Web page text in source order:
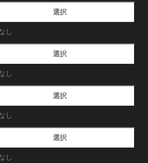
選択
し
選択
し
選択
し
選択
し